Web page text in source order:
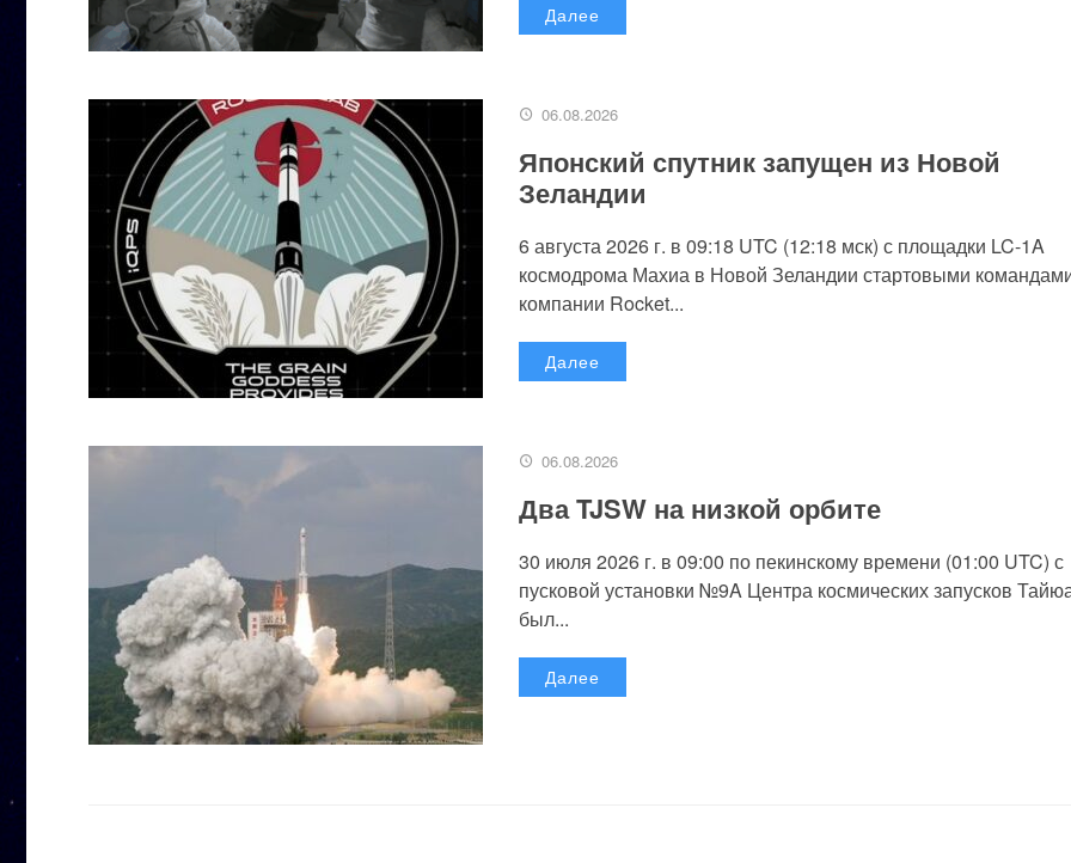
Далее
06.08.2026
Японский спутник запущен из Новой
Зеландии
6 августа 2026 г. в 09:18 UTC (12:18 мск) с площадки LC-1A
космодрома Махиа в Новой Зеландии стартовыми
компании Rocket...
Далее
06.08.2026
Два TJSW на низкой орбите
30 июля 2026 г. в 09:00 по пекинскому времени (01:00 UTC) с
пусковой установки №9A Центра космических запусков
был...
Далее